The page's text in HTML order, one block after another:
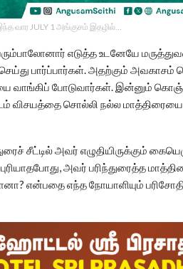
வார JULY 1 அங்குசம் இதழில்…
எடுத்த உடனேயே
பார்ப்பார்கள். அதற்கும்
வாங்கிப் போடுவார்கள். இன்னும்
விசயத்தை சொல்லி நல்ல
சீட்டில் அவர் எழுதியிருக்கும்
அவர் பரிந்துரைத்த
என்பதை எந்த நோயாளியும்